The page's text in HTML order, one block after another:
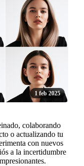
1 feb 2025
colaborando
o actualizando tu
con nuevos
a la incertidumbre